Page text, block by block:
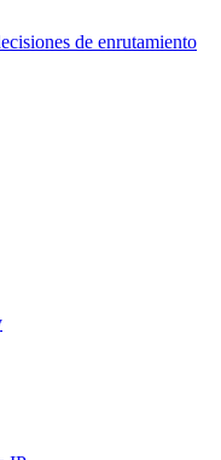
de enrutamiento